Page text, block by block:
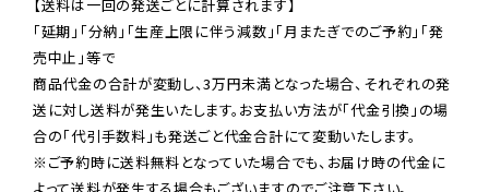
【送料は一回の発送ごとに計算されます】
「延期」「分納」「生産上限に伴う減数」「月またぎでのご予約」「発
売中止」等で
商品代金の合計が変動し、3万円未満となった場合、それぞれの発
送に対し送料が発生いたします。お支払い方法が「代金引換」の場
※ご予約時に送料無料となっていた場合でも、お届け時の代金に